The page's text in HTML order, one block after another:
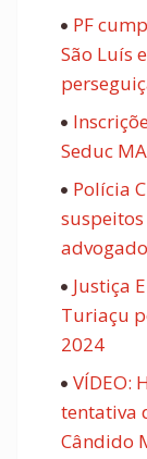
PF
São Luís
Seduc
Polícia
Justiça
Turiaçu
2024
VÍDEO:
tentativa
Cândido